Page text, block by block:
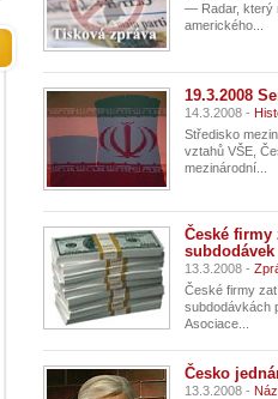
— Radar, který
amerického...
19.3.2008
14.3.2008 -
Středisko
vztahů VŠE,
mezinárodní...
České
13.3.2008 -
České firmy
subdodávkách
Asociace...
Česko
13.3.2008 -